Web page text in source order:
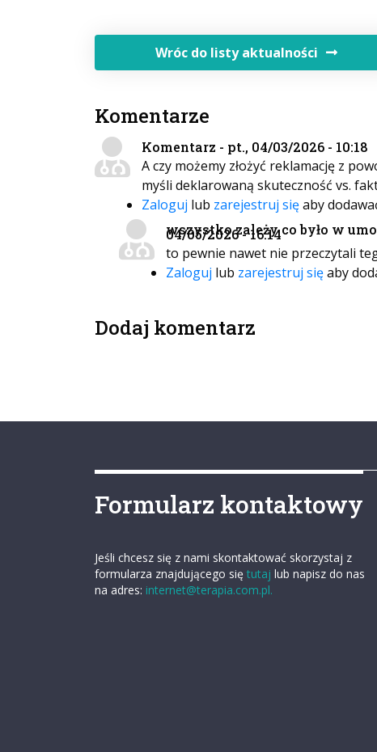
Wróc do listy aktualności
Komentarze
Komentarz - pt., 04/03/2026 - 10:18
A czy możemy złożyć reklamację z
myśli deklarowaną skuteczność vs.
Zaloguj lub zarejestruj sięaby
wszystko zależy co było w
04/05/2026 - 16:14
to pewnie nawet nie przeczytali
Zaloguj lub zarejestruj sięaby
Dodaj komentarz
Formularz kontaktowy
Jeśli chcesz się z nami skontaktować skorzystaj z
formularza znajdującego się tutaj lub napisz do nas
na adres: internet@terapia.com.pl.